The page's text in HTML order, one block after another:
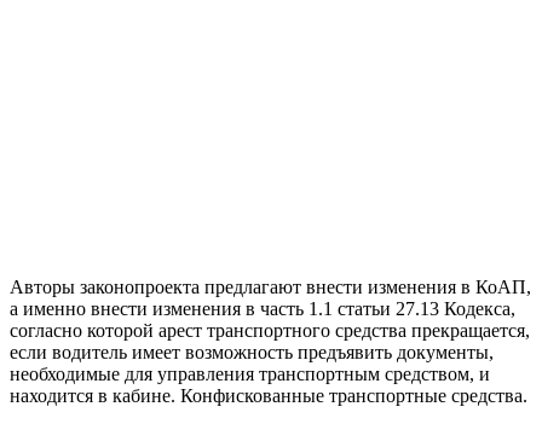
Авторы законопроекта предлагают внести изменения в КоАП,
а именно внести изменения в часть 1.1 статьи 27.13 Кодекса,
согласно которой арест транспортного средства прекращается,
если водитель имеет возможность предъявить документы,
необходимые для управления транспортным средством, и
находится в кабине. Конфискованные транспортные средства.